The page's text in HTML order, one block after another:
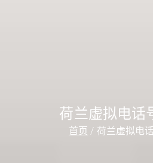
荷兰虚拟电话
首页 荷兰虚拟电